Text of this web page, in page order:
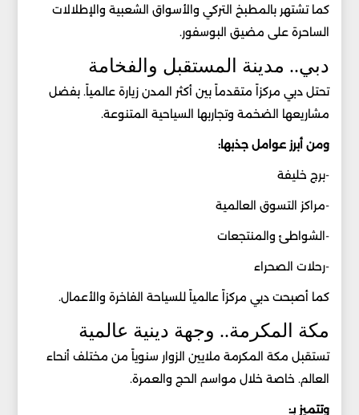
كما تشتهر بالمطبخ التركي والأسواق الشعبية والإطلالات
الساحرة على مضيق البوسفور.
دبي.. مدينة المستقبل والفخامة
تحتل دبي مركزاً متقدماً بين أكثر المدن زيارة عالمياً. بفضل
مشاريعها الضخمة وتجاربها السياحية المتنوعة.
ومن أبرز عوامل جذبها:
-برج خليفة
-مراكز التسوق العالمية
-الشواطئ والمنتجعات
-رحلات الصحراء
كما أصبحت دبي مركزاً عالمياً للسياحة الفاخرة والأعمال.
مكة المكرمة.. وجهة دينية عالمية
تستقبل مكة المكرمة ملايين الزوار سنوياً من مختلف أنحاء
العالم. خاصة خلال مواسم الحج والعمرة.
وتتميز بـ: